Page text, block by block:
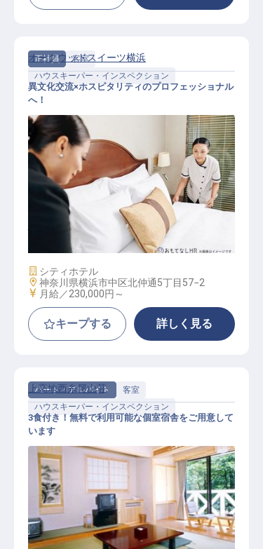
正社員
客室
ハウスキーパー・インスペクション
ハウスキーパー・インスペクション
オークウッドスイーツ横浜
異文化交流×ホスピタリティのプロフェッショナル
へ！
施設業態
シティホテル
勤務地
神奈川県横浜市中区北仲通5丁目57−2
給与
月給／230,000円～
キープする 詳しく見る
パート・アルバイト
客室
ハウスキーパー・インスペクション
上高地西糸屋山荘
3食付き！無料で利用可能な個室宿舎をご用意して
います